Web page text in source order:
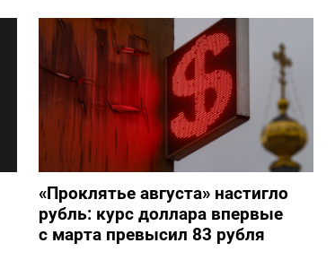
«Проклятье августа» настигло
рубль: курс доллара впервые
с марта превысил 83 рубля